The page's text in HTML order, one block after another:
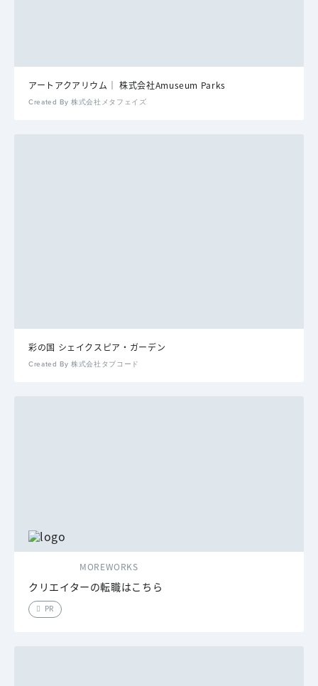
アートアクアリウム｜ 株式会社Amuseum Parks
Created By 株式会社メタフェイズ
彩の国 シェイクスピア・ガーデン
Created By 株式会社タブコード
MOREWORKS
クリエイターの転職はこちら
PR